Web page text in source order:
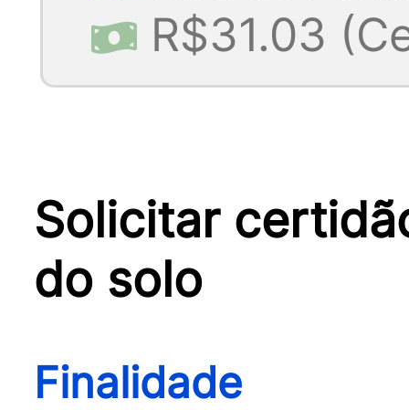
R$31.03
Solicitar
do solo
Finalidade